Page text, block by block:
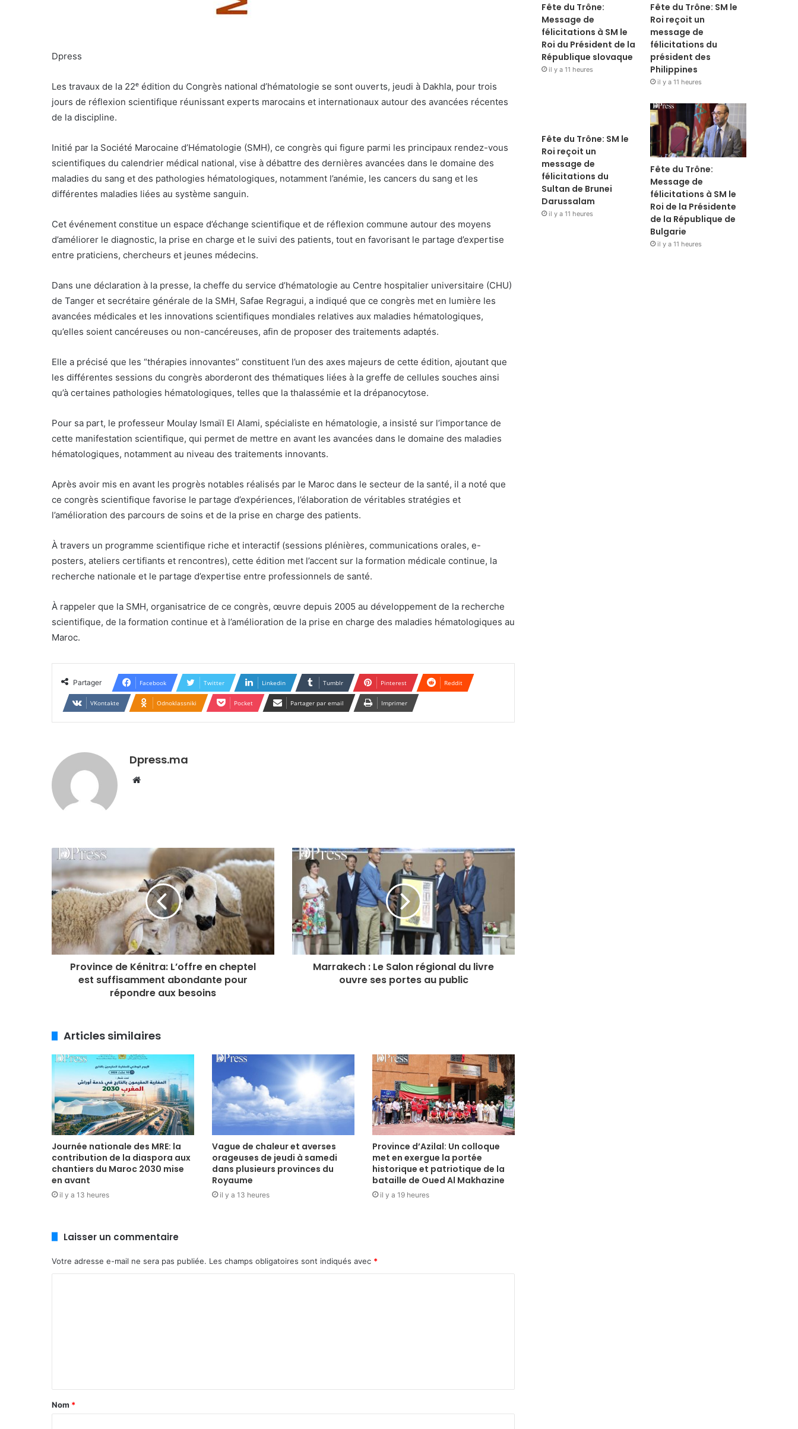
Dpress
Les travaux de la 22ᵉ édition du Congrès national d’hématologie se sont ouverts, jeudi à Dakhla, pour trois
jours de réflexion scientifique réunissant experts marocains et internationaux autour des avancées récentes
de la discipline.
Initié par la Société Marocaine d’Hématologie (SMH), ce congrès qui figure parmi les principaux rendez-vous
scientifiques du calendrier médical national, vise à débattre des dernières avancées dans le domaine des
maladies du sang et des pathologies hématologiques, notamment l’anémie, les cancers du sang et les
différentes maladies liées au système sanguin.
Cet événement constitue un espace d’échange scientifique et de réflexion commune autour des moyens
d’améliorer le diagnostic, la prise en charge et le suivi des patients, tout en favorisant le partage d’expertise
entre praticiens, chercheurs et jeunes médecins.
Dans une déclaration à la presse, la cheffe du service d’hématologie au Centre hospitalier universitaire (CHU)
de Tanger et secrétaire générale de la SMH, Safae Regragui, a indiqué que ce congrès met en lumière les
avancées médicales et les innovations scientifiques mondiales relatives aux maladies hématologiques,
qu’elles soient cancéreuses ou non-cancéreuses, afin de proposer des traitements adaptés.
Elle a précisé que les “thérapies innovantes” constituent l’un des axes majeurs de cette édition, ajoutant que
les différentes sessions du congrès aborderont des thématiques liées à la greffe de cellules souches ainsi
qu’à certaines pathologies hématologiques, telles que la thalassémie et la drépanocytose.
Pour sa part, le professeur Moulay Ismaïl El Alami, spécialiste en hématologie, a insisté sur l’importance de
cette manifestation scientifique, qui permet de mettre en avant les avancées dans le domaine des maladies
hématologiques, notamment au niveau des traitements innovants.
Après avoir mis en avant les progrès notables réalisés par le Maroc dans le secteur de la santé, il a noté que
ce congrès scientifique favorise le partage d’expériences, l’élaboration de véritables stratégies et
l’amélioration des parcours de soins et de la prise en charge des patients.
À travers un programme scientifique riche et interactif (sessions plénières, communications orales, e-
posters, ateliers certifiants et rencontres), cette édition met l’accent sur la formation médicale continue, la
recherche nationale et le partage d’expertise entre professionnels de santé.
À rappeler que la SMH, organisatrice de ce congrès, œuvre depuis 2005 au développement de la recherche
scientifique, de la formation continue et à l’amélioration de la prise en charge des maladies hématologiques au
Maroc.
Partager Facebook Twitter Linkedin Tumblr Pinterest Reddit
VKontakte Odnoklassniki Pocket Partager par email Imprimer
Dpress.ma
Website
Province de Kénitra: L’offre en cheptel
est suffisamment abondante pour
répondre aux besoins
Marrakech : Le Salon régional du livre
ouvre ses portes au public
Articles similaires
Journée nationale des MRE: la
contribution de la diaspora aux
chantiers du Maroc 2030 mise
en avant
il y a 13 heures
Vague de chaleur et averses
orageuses de jeudi à samedi
dans plusieurs provinces du
Royaume
il y a 13 heures
Province d’Azilal: Un colloque
met en exergue la portée
historique et patriotique de la
bataille de Oued Al Makhazine
il y a 19 heures
Laisser un commentaire
Votre adresse e-mail ne sera pas publiée. Les champs obligatoires sont indiqués avec *
t
a
Nom *
Fête du Trône:
Message de
félicitations à SM le
Roi du Président de la
République slovaque
il y a 11 heures
Fête du Trône: SM le
Roi reçoit un
message de
félicitations du
président des
Philippines
il y a 11 heures
Fête du Trône: SM le
Roi reçoit un
message de
félicitations du
Sultan de Brunei
Darussalam
il y a 11 heures
Fête du Trône:
Message de
félicitations à SM le
Roi de la Présidente
de la République de
Bulgarie
il y a 11 heures